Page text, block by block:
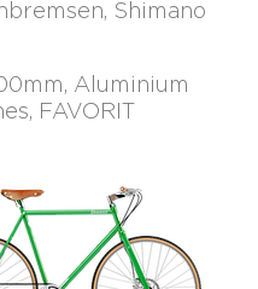
Shimano
Aluminium
FAVORIT